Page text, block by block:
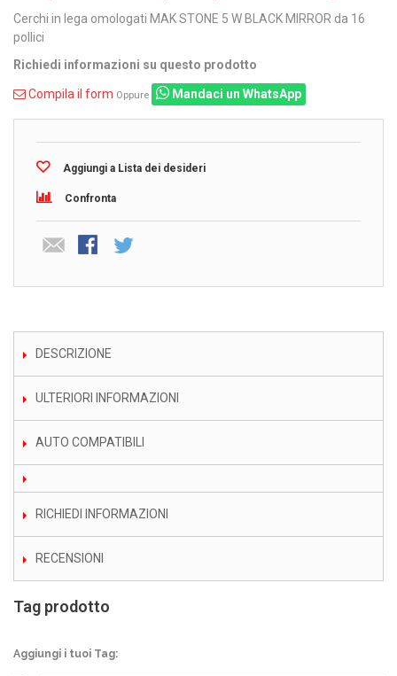
Cerchi in lega omologati MAK STONE 5 W BLACK MIRROR da 16
pollici
Richiedi informazioni su questo prodotto
Compila il form Oppure Mandaci un WhatsApp
Aggiungi a Lista dei desideri
Confronta
DESCRIZIONE
ULTERIORI INFORMAZIONI
AUTO COMPATIBILI
RICHIEDI INFORMAZIONI
RECENSIONI
Tag prodotto
Aggiungi i tuoi Tag: